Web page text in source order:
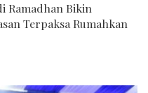
Ramadhan Bikin
Terpaksa Rumahkan